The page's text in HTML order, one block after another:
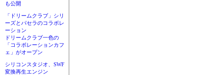
も公開
「ドリームクラブ」シリ
ーズとパセラのコラボレ
ーション
ドリームクラブ一色の
「コラボレーションカフ
ェ」がオープン
シリコンスタジオ、SWF
変換再生エンジン